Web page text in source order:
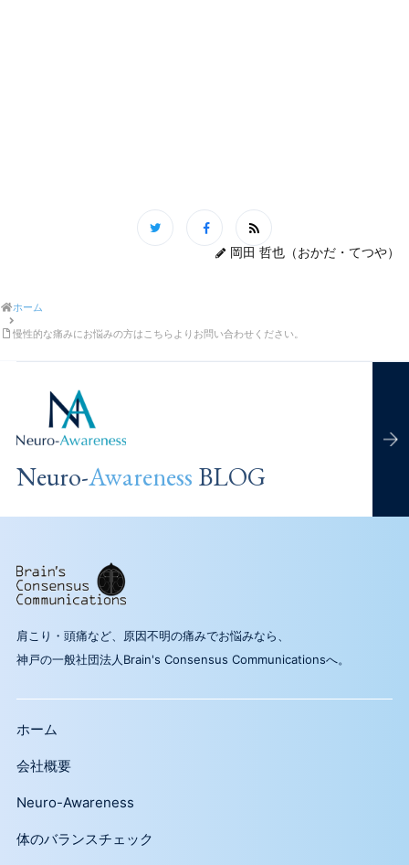
岡田 哲也（おかだ・てつや）
ホーム
慢性的な痛みにお悩みの方はこちらよりお問い合わせください。
Neuro-Awareness BLOG
肩こり・頭痛など、原因不明の痛みでお悩みなら、
神戸の一般社団法人Brain's Consensus Communicationsへ。
ホーム
会社概要
Neuro-Awareness
体のバランスチェック